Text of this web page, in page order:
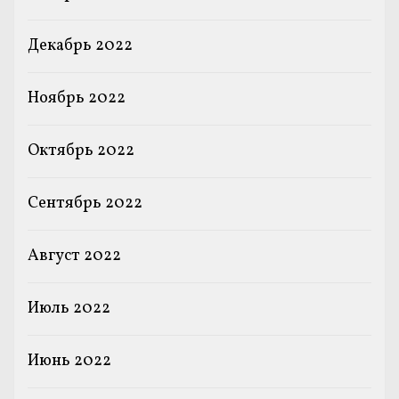
Декабрь 2022
Ноябрь 2022
Октябрь 2022
Сентябрь 2022
Август 2022
Июль 2022
Июнь 2022